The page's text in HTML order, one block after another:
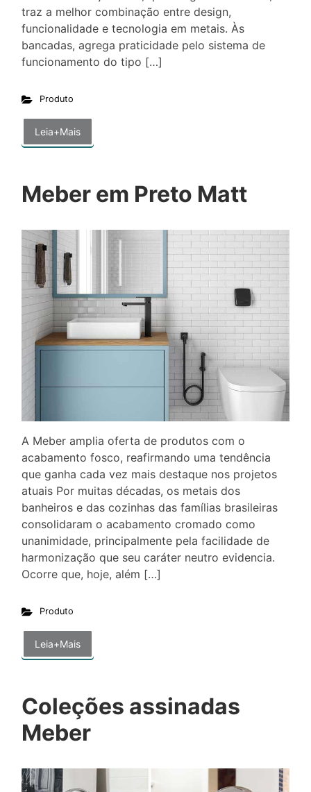
traz a melhor combinação entre design,
funcionalidade e tecnologia em metais. Às
bancadas, agrega praticidade pelo sistema de
funcionamento do tipo […]
Produto
Leia+Mais
Meber em Preto Matt
A Meber amplia oferta de produtos com o
acabamento fosco, reafirmando uma tendência
que ganha cada vez mais destaque nos projetos
atuais Por muitas décadas, os metais dos
banheiros e das cozinhas das famílias brasileiras
consolidaram o acabamento cromado como
unanimidade, principalmente pela facilidade de
harmonização que seu caráter neutro evidencia.
Ocorre que, hoje, além […]
Produto
Leia+Mais
Coleções assinadas
Meber